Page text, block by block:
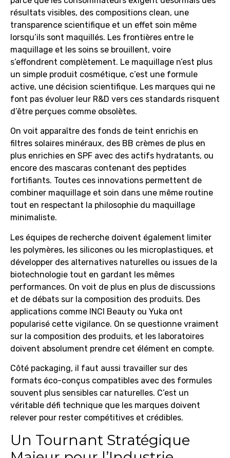
résultats visibles, des compositions clean, une
transparence scientifique et un effet soin même
lorsqu’ils sont maquillés. Les frontières entre le
maquillage et les soins se brouillent, voire
s’effondrent complètement. Le maquillage n’est plus
un simple produit cosmétique, c’est une formule
active, une décision scientifique. Les marques qui ne
font pas évoluer leur R&D vers ces standards risquent
d’être perçues comme obsolètes.
On voit apparaître des fonds de teint enrichis en
filtres solaires minéraux, des BB crèmes de plus en
plus enrichies en SPF avec des actifs hydratants, ou
encore des mascaras contenant des peptides
fortifiants. Toutes ces innovations permettent de
combiner maquillage et soin dans une même routine
tout en respectant la philosophie du maquillage
minimaliste.
Les équipes de recherche doivent également limiter
les polymères, les silicones ou les microplastiques, et
développer des alternatives naturelles ou issues de la
biotechnologie tout en gardant les mêmes
performances. On voit de plus en plus de discussions
et de débats sur la composition des produits. Des
applications comme INCI Beauty ou Yuka ont
popularisé cette vigilance. On se questionne vraiment
sur la composition des produits, et les laboratoires
doivent absolument prendre cet élément en compte.
Côté packaging, il faut aussi travailler sur des
formats éco-conçus compatibles avec des formules
souvent plus sensibles car naturelles. C’est un
véritable défi technique que les marques doivent
relever pour rester compétitives et crédibles.
Un Tournant Stratégique